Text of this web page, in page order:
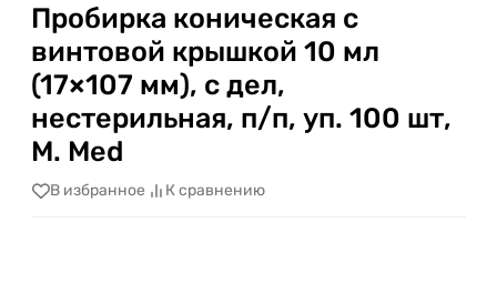
Пробирка коническая с
винтовой крышкой 10 мл
(17×107 мм), с дел,
нестерильная, п/п, уп. 100 шт,
M. Med
В избранное К сравнению